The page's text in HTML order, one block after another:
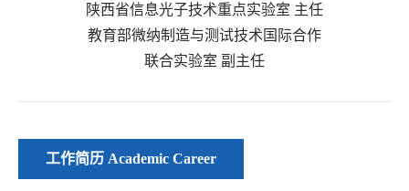
陕西省信息光子技术重点实验室 主任
教育部微纳制造与测试技术国际合作
联合实验室 副主任
工作简历 Academic Career